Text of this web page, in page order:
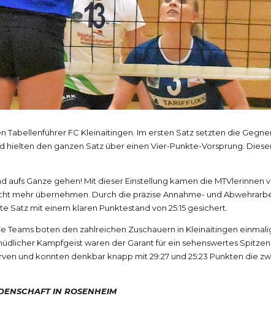
FC Kleinaitingen. Im ersten Satz setzten die
den ganzen Satz über einen Vier-Punkte-Vorsprung.
Ganze gehen! Mit dieser Einstellung kamen die MTVlerinnen
mehr übernehmen. Durch die präzise Annahme- und
mit einem klaren Punktestand von 25:15 gesichert.
Teams boten den zahlreichen Zuschauern in Kleinaitingen
Kampfgeist waren der Garant für ein sehenswertes
und konnten denkbar knapp mit 29:27 und 25:23 Punkten die
IN ROSENHEIM